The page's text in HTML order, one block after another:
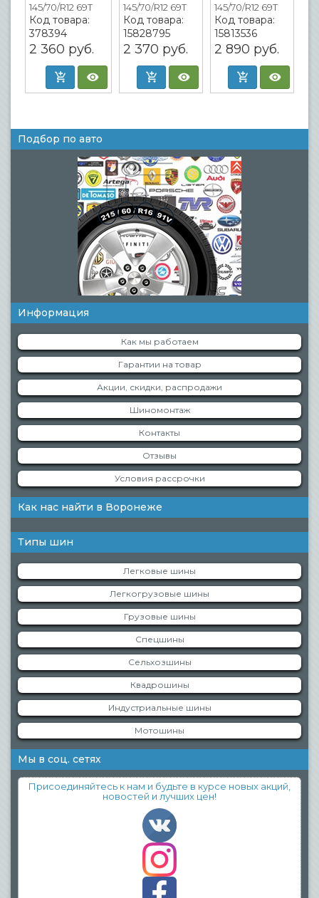
145/70/R12 69T
Код товара:
378394
2 360 руб.
145/70/R12 69T
Код товара:
15828795
2 370 руб.
145/70/R12 69T
Код товара:
15813536
2 890 руб.
Подбор по авто
Информация
Как мы работаем
Гарантии на товар
Акции, скидки, распродажи
Шиномонтаж
Контакты
Отзывы
Условия рассрочки
Как нас найти в Воронеже
Типы шин
Легковые шины
Легкогрузовые шины
Грузовые шины
Спецшины
Сельхозшины
Квадрошины
Индустриальные шины
Мотошины
Мы в соц. сетях
Присоединяйтесь к нам и будьте в курсе новых акций,
новостей и лучших цен!